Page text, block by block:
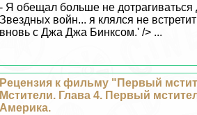
- Я обещал больше не дотрагиваться
Звездных войн... я клялся не
вновь с Джа Джа Бинксом.' /> ...
Рецензия к фильму "Первый
Мстители. Глава 4. Первый
Америка.